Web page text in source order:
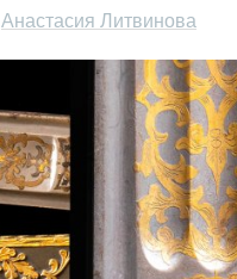
Анастасия Литвинова